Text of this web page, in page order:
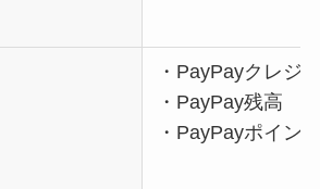
・PayPayクレジ
・PayPay残高
・PayPayポイン